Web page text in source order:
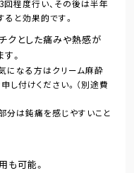
程度行い、その後は半年
と効果的です。
クとした痛みや熱感が
。
になる方はクリーム麻酔
付けください。（別途費
分は鈍痛を感じやすいこと
も可能。